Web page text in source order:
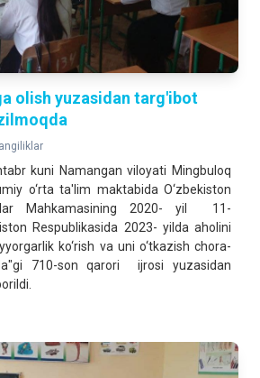
olish yuzasidan targ'ibot
kuni Namangan viloyati Mingbuloq
o‘rta ta'lim maktabida O‘zbekiston
Mahkamasining 2020- yil 11-
Respublikasida 2023- yilda aholini
ko‘rish va uni o‘tkazish chora-
710-son qarori ijrosi yuzasidan